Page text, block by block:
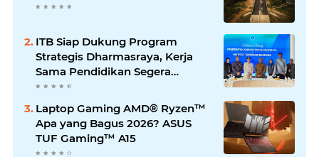
ITB Siap Dukung Program
Strategis Dharmasraya, Kerja
Sama Pendidikan Segera
Difinalkan
Laptop Gaming AMD® Ryzen™
Apa yang Bagus 2026? ASUS
TUF Gaming™ A15